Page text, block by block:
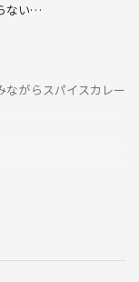
ない…
ながらスパイスカレー